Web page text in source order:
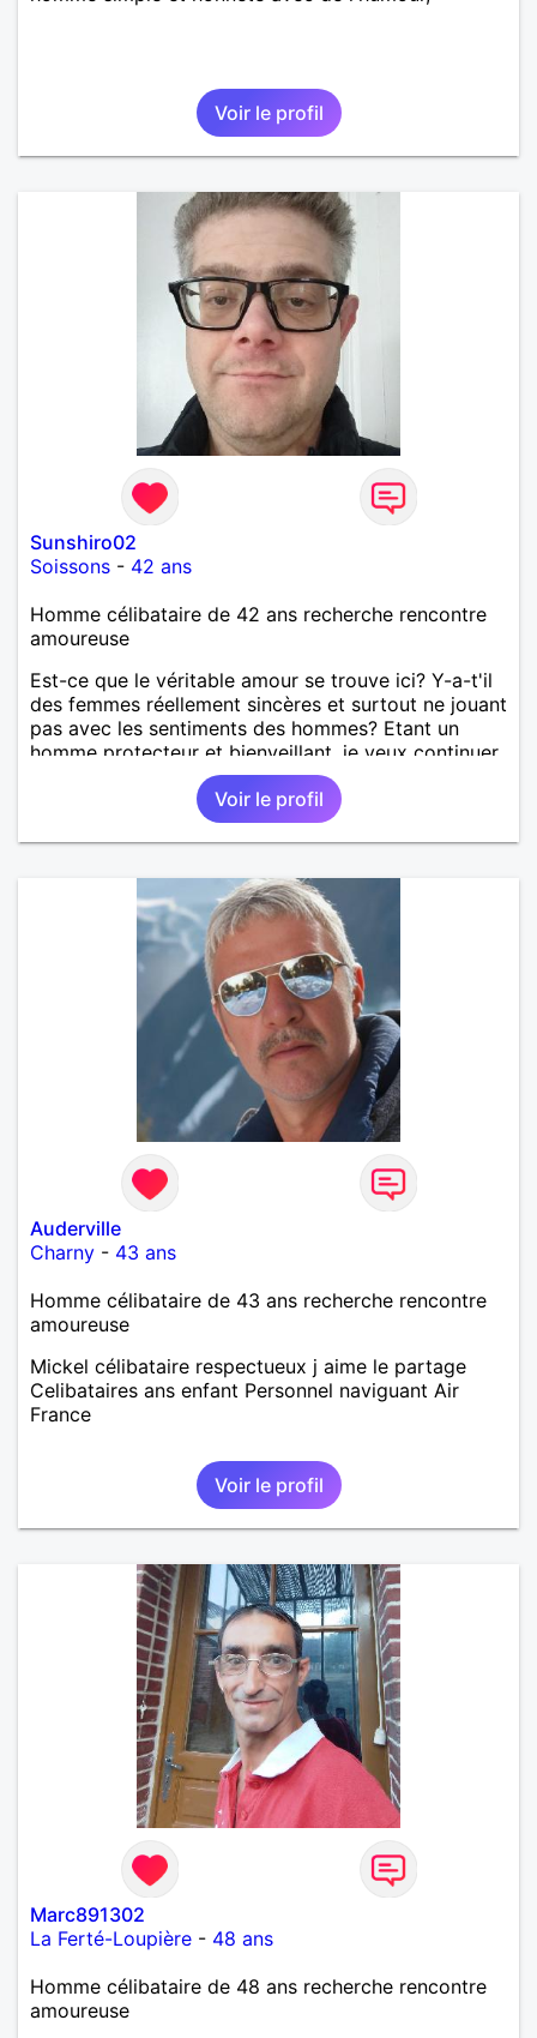
Voir le profil
Sunshiro02
Soissons - 42 ans
Homme célibataire de 42 ans recherche rencontre
amoureuse
Est-ce que le véritable amour se trouve ici? Y-a-t'il
des femmes réellement sincères et surtout ne jouant
pas avec les sentiments des hommes? Etant un
homme protecteur et bienveillant, je veux continuer
d'y croire et pouvoir enfin former la petite famille
que je désir temps. Faux profil, profiteuse et autres
joyeuseté passer votre chemin, vous ne
m'intéressez pas du tout!
Voir le profil
Auderville
Charny - 43 ans
Homme célibataire de 43 ans recherche rencontre
amoureuse
Mickel célibataire respectueux j aime le partage
Celibataires ans enfant Personnel naviguant Air
France
Voir le profil
Marc891302
La Ferté-Loupière - 48 ans
Homme célibataire de 48 ans recherche rencontre
amoureuse